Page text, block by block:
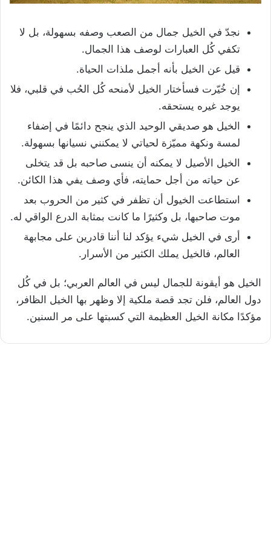
نجدّ في الخيل جمال من الصعب وصفه بسهولة، بل لا
تكفي كُل العبارات لوصف هذا الجمال.
قيل عن الخيل بأنه أجمل ملذات الحياة.
إن خُيّرت فسأختار الخيل لأمنحه كُل الحُب في قلبي، فلا
يوجد غيره يستحقه.
الخيل هو صديقي الوحيد الذي ينجح دائمًا في إضفاء
لمسة ونكهة مميّزة لحياتي لا يمكنني نسيانها بسهولة.
الخيل الأصيل لا يمكنه أن ينسى صاحبه بل قد يتخلى
عن حياته من أجل حمايته، فأي وصف يفي هذا الكائن.
استطاعت الخيول أن تظفر في كثير من الحروب بعد
موت صاحبها، بل وكثيرًا ما كانت بمثابة الدرع الواقي له.
أرى في الخيل شيء يؤكد لنا أننا قادرين على مجابهة
العالم، فالخيل يملك الكثير من الأسرار.
الخيل هو أيقونة للجمال ليس في العالم العربي؛ بل في كُل
دول العالم، فلن تجد قصة ملكية إلا وظهر بها الخيل الظافر،
مؤكدًا مكانة الخيل العظيمة التي كسبتها على مر السنين.